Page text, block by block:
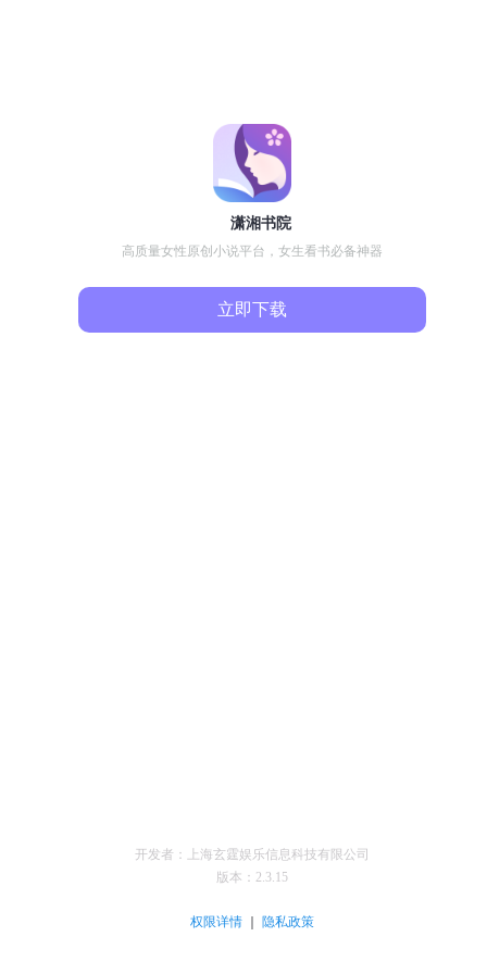
潇湘书院
高质量女性原创小说平台，女生看书必备神器
立即下载
开发者：上海玄霆娱乐信息科技有限公司
版本： 2.3.15
权限详情 ｜ 隐私政策